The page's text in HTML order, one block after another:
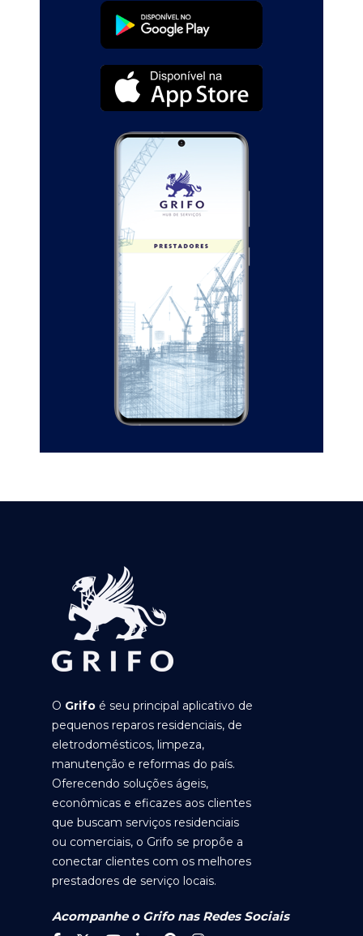
O Grifo é seu principal aplicativo de
pequenos reparos residenciais, de
eletrodomésticos, limpeza,
manutenção e reformas do país.
Oferecendo soluções ágeis,
econômicas e eficazes aos clientes
que buscam serviços residenciais
ou comerciais, o Grifo se propõe a
conectar clientes com os melhores
prestadores de serviço locais.
Acompanhe o Grifo nas Redes Sociais